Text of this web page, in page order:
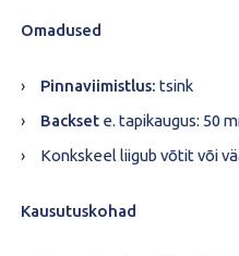
Omadused
Pinnaviimistlus:tsink
Backset e. tapikaugus: 50
Konkskeel liigub võtit või
Kausutuskohad